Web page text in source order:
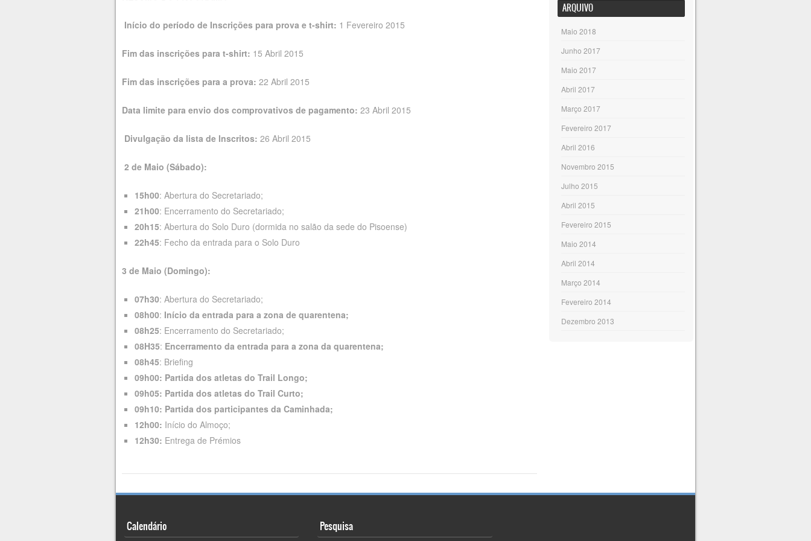
Início do período de Inscrições para prova e t-shirt: 1 Fevereiro 2015
Fim das inscrições para t-shirt: 15 Abril 2015
Fim das inscrições para a prova: 22 Abril 2015
Data limite para envio dos comprovativos de pagamento: 23 Abril 2015
Divulgação da lista de Inscritos: 26 Abril 2015
2 de Maio (Sábado):
15h00: Abertura do Secretariado;
21h00: Encerramento do Secretariado;
20h15: Abertura do Solo Duro (dormida no salão da sede do Pisoense)
22h45: Fecho da entrada para o Solo Duro
3 de Maio (Domingo):
07h30: Abertura do Secretariado;
08h00: Início da entrada para a zona de quarentena;
08h25: Encerramento do Secretariado;
08H35: Encerramento da entrada para a zona da quarentena;
08h45: Briefing
09h00: Partida dos atletas do Trail Longo;
09h05: Partida dos atletas do Trail Curto;
09h10: Partida dos participantes da Caminhada;
12h00: Início do Almoço;
12h30: Entrega de Prémios
ARQUIVO
Maio 2018
Junho 2017
Maio 2017
Abril 2017
Março 2017
Fevereiro 2017
Abril 2016
Novembro 2015
Julho 2015
Abril 2015
Fevereiro 2015
Maio 2014
Abril 2014
Março 2014
Fevereiro 2014
Dezembro 2013
Calendário Pesquisa